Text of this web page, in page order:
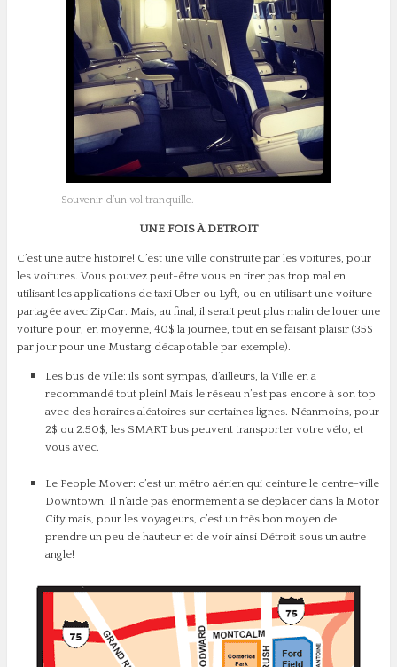
Souvenir d’un vol tranquille.
UNE FOIS À DETROIT
C’est une autre histoire! C’est une ville construite par les voitures, pour
les voitures. Vous pouvez peut-être vous en tirer pas trop mal en
utilisant les applications de taxi Uber ou Lyft, ou en utilisant une voiture
partagée avec ZipCar. Mais, au final, il serait peut plus malin de louer une
voiture pour, en moyenne, 40$ la journée, tout en se faisant plaisir (35$
par jour pour une Mustang décapotable par exemple).
Les bus de ville: ils sont sympas, d’ailleurs, la Ville en a
recommandé tout plein! Mais le réseau n’est pas encore à son top
avec des horaires aléatoires sur certaines lignes. Néanmoins, pour
2$ ou 2.50$, les SMART bus peuvent transporter votre vélo, et
vous avec.
Le People Mover: c’est un métro aérien qui ceinture le centre-ville
Downtown. Il n’aide pas énormément à se déplacer dans la Motor
City mais, pour les voyageurs, c’est un très bon moyen de
prendre un peu de hauteur et de voir ainsi Détroit sous un autre
angle!